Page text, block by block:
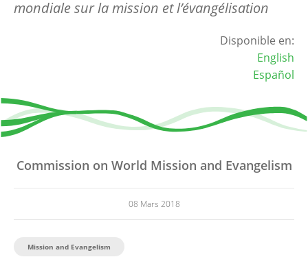
mondiale sur la mission et l’évangélisation
Disponible en:
English
Español
Commission on World Mission and Evangelism
08 Mars 2018
Mission and Evangelism